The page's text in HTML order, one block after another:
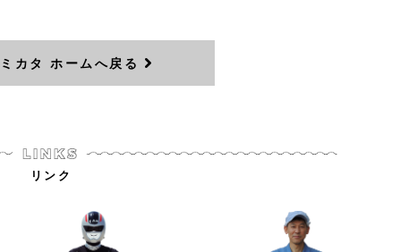
カタ ホームへ戻る
リンク